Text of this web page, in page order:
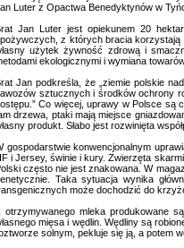
Luter z Opactwa Benedyktynów w
Jan Luter jest opiekunem 20
z których bracia korzystają
użytek żywność zdrową i
ekologicznymi i wymiana
Jan podkreśla, że „ziemie polskie
sztucznych i środków ochrony
Co więcej, uprawy w Polsce są
drzewa, ptaki mają miejsce
produkt. Słabo jest rozwinięta
gospodarstwie konwencjonalnym
i Jersey, świnie i kury. Zwierzęta
często nie jest znakowana. W
Taka sytuacja wynika
może dochodzić do
otrzymywanego mleka produkowane
mięsa i wędlin. Wędliny są
solnym, pekluje się ją, a potem